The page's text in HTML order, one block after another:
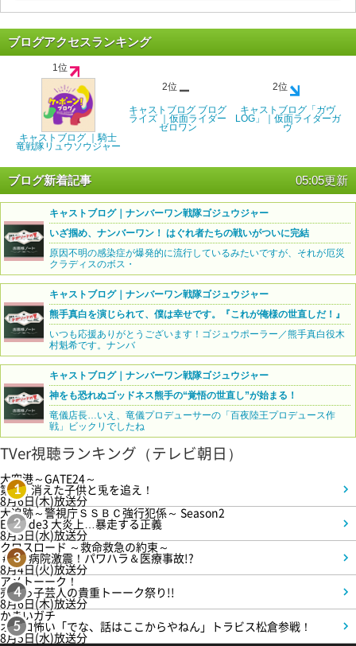
ブログアクセスランキング
1位
キャストブログ ｜騎士
竜戦隊リュウソウジャー
2位
キャストブログ ブログ
ライズ ｜仮面ライダー
ゼロワン
2位
キャストブログ「ガヴ
LOG」｜仮面ライダーガ
ヴ
ブログ新着記事 05:05更新
キャストブログ｜ナンバーワン戦隊ゴジュウジャー
いざ掴め、ナンバーワン！ はぐれ者たちの戦いがついに完結
原因不明の感染症が爆発的に流行しているみたいですが、それが厄災
クラディスのボス・
キャストブログ｜ナンバーワン戦隊ゴジュウジャー
熊手真白を演じられて、僕は幸せです。『これが俺様の世直しだ！』
いつも応援ありがとうございます！ゴジュウポーラー／熊手真白役木
村魁希です。ナンバ
キャストブログ｜ナンバーワン戦隊ゴジュウジャー
神をも恐れぬゴッドネス熊手の“覚悟の世直し”が始まる！
竜儀店長…いえ、竜儀プロデューサーの「百夜陸王プロデュース作
戦」ビックリでしたね
TVer視聴ランキング（テレビ朝日）
1
大空港～GATE24～
第3話 消えた子供と兎を追え！
8月6日(木)放送分
2
大追跡～警視庁ＳＳＢＣ強行犯係～ Season2
Episode3 大炎上…暴走する正義
8月5日(水)放送分
3
クロスロード ～救命救急の約束～
＃5 病院激震！パワハラ＆医療事故!?
8月4日(火)放送分
4
アメトーーク！
売れっ子芸人の貴重トーーク祭り!!
8月6日(木)放送分
5
かまいガチ
オモロ怖い「でな、話はここからやねん」トラビス松倉参戦！
8月5日(水)放送分